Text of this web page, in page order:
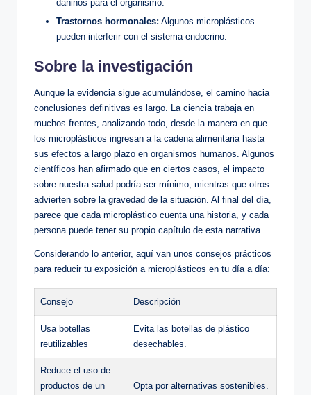
dañinos para el organismo.
Trastornos hormonales: Algunos microplásticos
pueden interferir con el sistema endocrino.
Sobre la investigación
Aunque la evidencia sigue acumulándose, el camino hacia
conclusiones definitivas es largo. La ciencia trabaja en
muchos frentes, analizando todo, desde la manera en que
los microplásticos ingresan a la cadena alimentaria hasta
sus efectos a largo plazo en organismos humanos. Algunos
científicos han afirmado que en ciertos casos, el impacto
sobre nuestra salud podría ser mínimo, mientras que otros
advierten sobre la gravedad de la situación. Al final del día,
parece que cada microplástico cuenta una historia, y cada
persona puede tener su propio capítulo de esta narrativa.
Considerando lo anterior, aquí van unos consejos prácticos
para reducir tu exposición a microplásticos en tu día a día:
Consejo Descripción
Usa botellas
reutilizables
Evita las botellas de plástico
desechables.
Reduce el uso de
productos de un
Opta por alternativas sostenibles.